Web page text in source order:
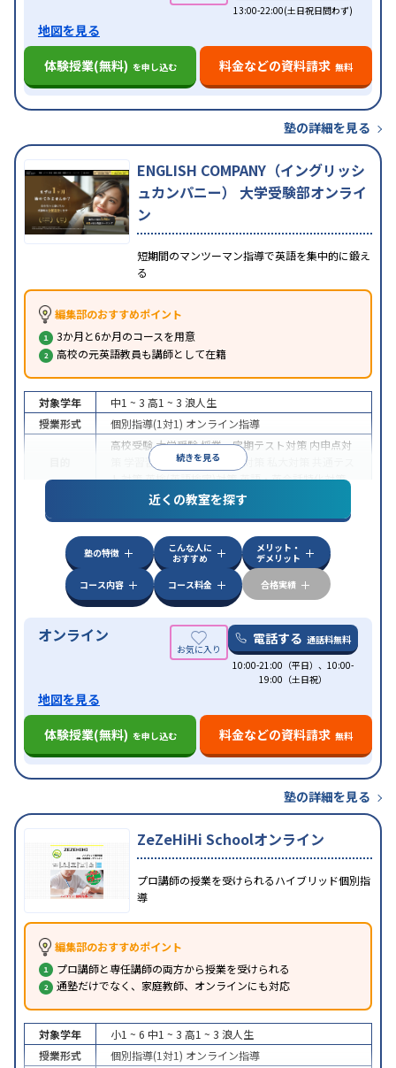
13:00-22:00(土日祝日問わず)
地図を見る
体験授業(無料) を申し込む 料金などの資料請求 無料
塾の詳細を見る
ENGLISH COMPANY（イングリッシ
ュカンパニー） 大学受験部オンライ
ン
短期間のマンツーマン指導で英語を集中的に鍛え
る
編集部のおすすめポイント
3か月と6か月のコースを用意
高校の元英語教員も講師として在籍
続きを見る
対象学年 中1 ~ 3 高1 ~ 3 浪人生
授業形式
個別指導(1対1) オンライン指導
高校受験大学受験授業・定期テスト対策 内申点対
学習習慣の定着国公立大対策
ト対策英検(英語検定)対策英語・英会話特化対策
特徴
中高一貫校生に対応授業の振替可能
学習にPC・タブレットを利用オンライン対応1
科目から受講可能
近くの教室を探す
塾の特徴
こんな人に
おすすめ
メリット・
デメリット
コース内容
コース料金 合格実績
オンライン 電話する 通話料無料
10:00-21:00（平日）、10:00-
19:00（土日祝）
地図を見る
体験授業(無料) を申し込む 料金などの資料請求 無料
塾の詳細を見る
ZeZeHiHi Schoolオンライン
プロ講師の授業を受けられるハイブリッド個別指
導
編集部のおすすめポイント
プロ講師と専任講師の両方から授業を受けられる
通塾だけでなく、家庭教師、オンラインにも対応
対象学年 小1 ~ 6 中1 ~ 3 高1 ~ 3 浪人生
授業形式
個別指導(1対1) オンライン指導